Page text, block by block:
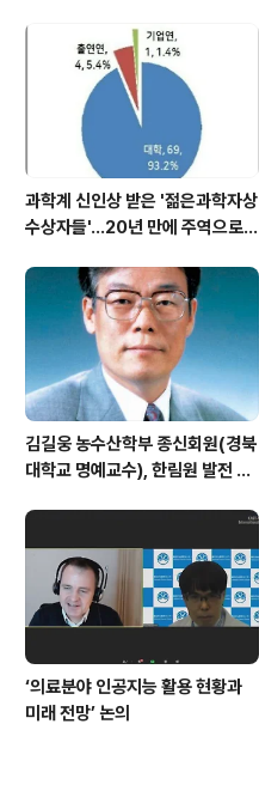
과학계 신인상 받은 '젊은과학자상
수상자들'…20년 만에 주역으로
김길웅 농수산학부 종신회원(경북
대학교 명예교수), 한림원 발전 위
‘의료분야 인공지능 활용 현황과
미래 전망’ 논의